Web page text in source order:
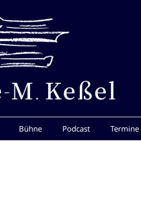
Bühne Podcast Termine